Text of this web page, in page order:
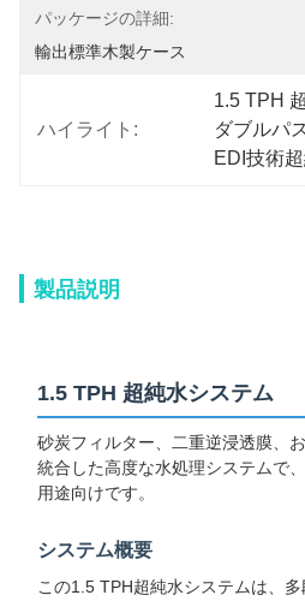
パッケージの詳細:
輸出標準木製ケース
ハイライト:
1.5 TPH
ダブルパ
EDI技術
製品説明
1.5 TPH 超純水システム
砂炭フィルター、二重逆浸透膜、
統合した高度な水処理システムで
用途向けです。
システム概要
この1.5 TPH超純水システムは、